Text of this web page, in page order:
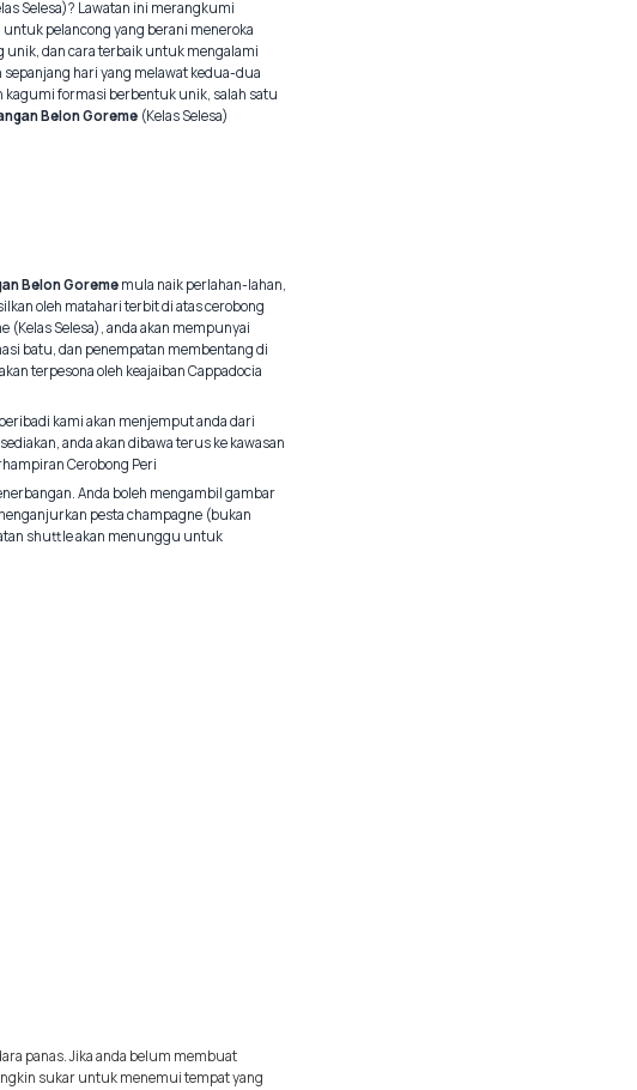
Selesa)? Lawatan ini merangkumi
pelancong yang berani meneroka
unik, dan cara terbaik untuk mengalami
hari yang melawat kedua-dua
kagumi formasi berbentuk unik, salah satu
Belon Goreme (Kelas Selesa)
Belon Goreme mula naik perlahan-lahan,
oleh matahari terbit di atas cerobong
(Kelas Selesa), anda akan mempunyai
batu, dan penempatan membentang di
terpesona oleh keajaiban Cappadocia
kami akan menjemput anda dari
anda akan dibawa terus ke kawasan
Cerobong Peri
Anda boleh mengambil gambar
pesta champagne (bukan
shuttle akan menunggu untuk
panas. Jika anda belum membuat
sukar untuk menemui tempat yang